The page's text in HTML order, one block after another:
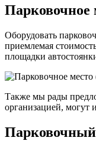
Парковочное
Оборудовать
приемлемая
площадки
Также мы рады
организацией, могут